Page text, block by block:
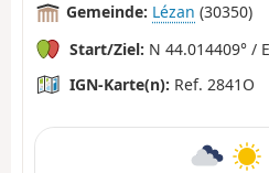
Gemeinde: Lézan (30350)
Start/Ziel: N 44.014409° /
IGN-Karte(n): Ref. 2841O